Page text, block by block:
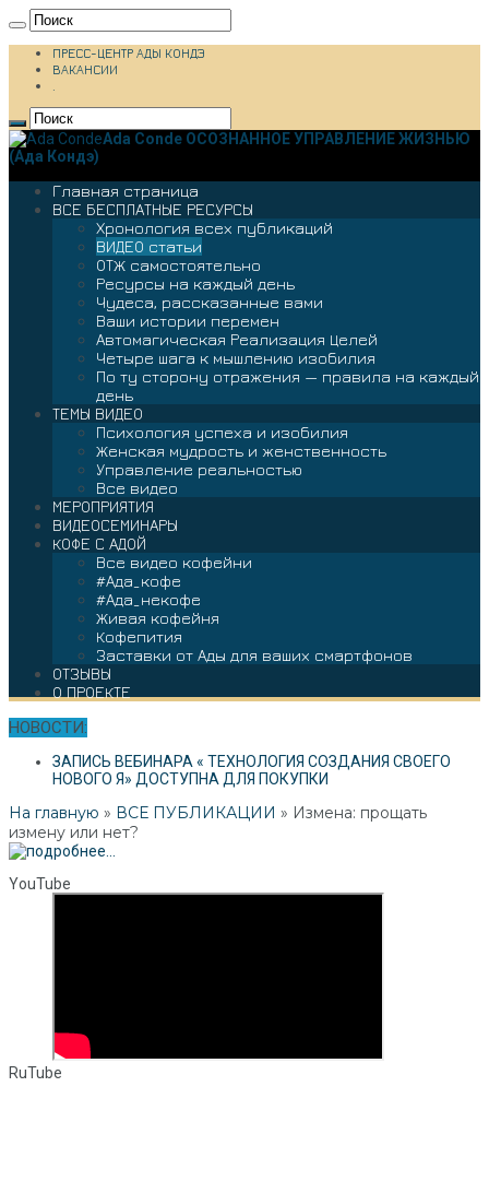
ПРЕСС-ЦЕНТР АДЫ КОНДЭ
ВАКАНСИИ
.
Ada Conde ОСОЗНАННОЕ УПРАВЛЕНИЕ ЖИЗНЬЮ
(Ада Кондэ)
Главная страница
ВСЕ БЕСПЛАТНЫЕ РЕСУРСЫ
Хронология всех публикаций
ВИДЕО статьи
ОТЖ самостоятельно
Ресурсы на каждый день
Чудеса, рассказанные вами
Ваши истории перемен
Автомагическая Реализация Целей
Четыре шага к мышлению изобилия
По ту сторону отражения — правила на каждый
день
ТЕМЫ ВИДЕО
Психология успеха и изобилия
Женская мудрость и женственность
Управление реальностью
Все видео
МЕРОПРИЯТИЯ
ВИДЕОСЕМИНАРЫ
КОФЕ С АДОЙ
Все видео кофейни
#Ада_кофе
#Ада_некофе
Живая кофейня
Кофепития
Заставки от Ады для ваших смартфонов
ОТЗЫВЫ
О ПРОЕКТЕ
НОВОСТИ:
ЗАПИСЬ ВЕБИНАРА « ТЕХНОЛОГИЯ СОЗДАНИЯ СВОЕГО
НОВОГО Я» ДОСТУПНА ДЛЯ ПОКУПКИ
На главную » ВСЕ ПУБЛИКАЦИИ » Измена: прощать
измену или нет?
YouTube
RuTube